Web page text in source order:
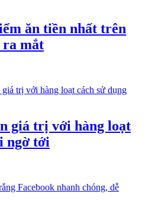
ăn tiền nhất trên
ra mắt
giá trị với hàng loạt
ngờ tới